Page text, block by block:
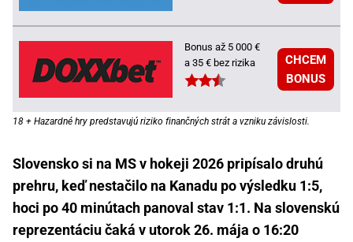
Bonus až 5 000 €
a 35 € bez rizika
CHCEM
BONUS
18 + Hazardné hry predstavujú riziko finančných strát a vzniku závislosti.
Slovensko si na MS v hokeji 2026 pripísalo druhú
prehru, keď nestačilo na Kanadu po výsledku 1:5,
hoci po 40 minútach panoval stav 1:1. Na slovenskú
reprezentáciu čaká v utorok 26. mája o 16:20